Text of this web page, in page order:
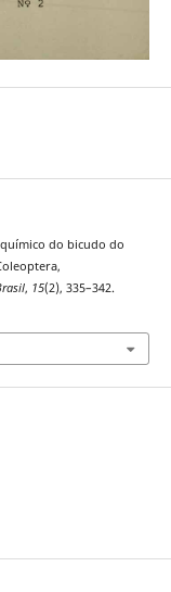
químico do bicudo do
, 15(2), 335–342.